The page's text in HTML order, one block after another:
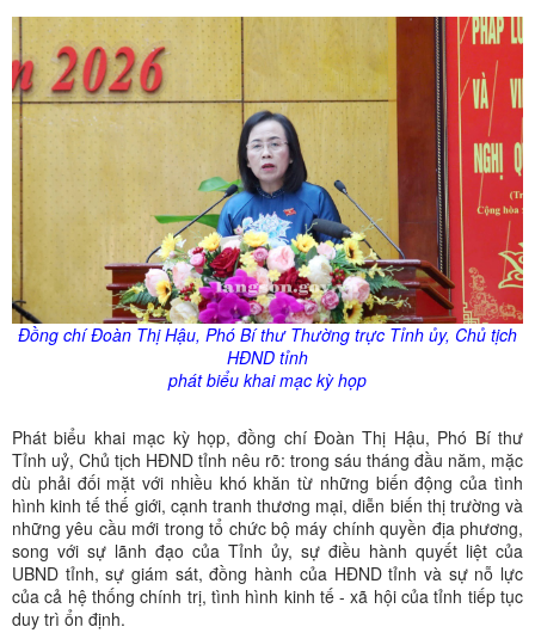
Đồng chí Đoàn Thị Hậu, Phó Bí thư Thường trực Tỉnh ủy, Chủ tịch
HĐND tỉnh
phát biểu khai mạc kỳ họp
Phát biểu khai mạc kỳ họp, đồng chí Đoàn Thị Hậu, Phó Bí thư
Tỉnh uỷ, Chủ tịch HĐND tỉnh nêu rõ: trong sáu tháng đầu năm, mặc
dù phải đối mặt với nhiều khó khăn từ những biến động của tình
hình kinh tế thế giới, cạnh tranh thương mại, diễn biến thị trường và
những yêu cầu mới trong tổ chức bộ máy chính quyền địa phương,
song với sự lãnh đạo của Tỉnh ủy, sự điều hành quyết liệt của
UBND tỉnh, sự giám sát, đồng hành của HĐND tỉnh và sự nỗ lực
của cả hệ thống chính trị, tình hình kinh tế - xã hội của tỉnh tiếp tục
duy trì ổn định.